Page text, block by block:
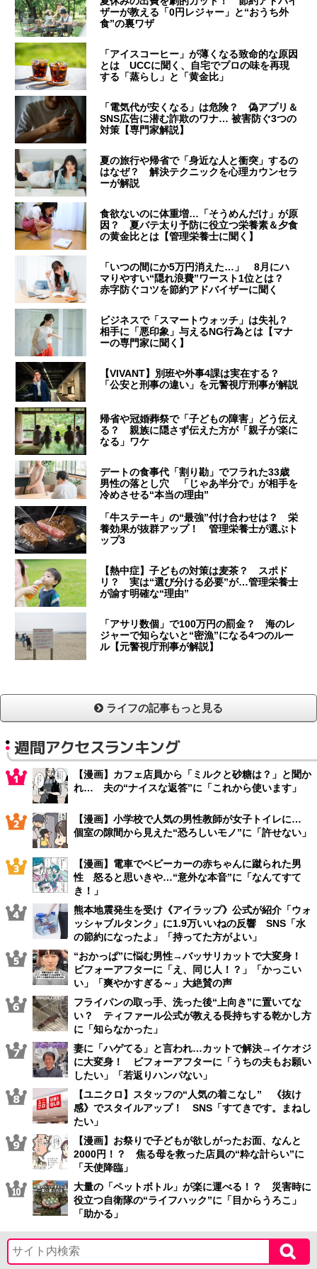
ザーが教える「0円レジャー」と“おうち外
食”の裏ワザ
「アイスコーヒー」が薄くなる致命的な原因
とは UCCに聞く、自宅でプロの味を再現
する「蒸らし」と「黄金比」
「電気代が安くなる」は危険？ 偽アプリ＆
SNS広告に潜む詐欺のワナ… 被害防ぐ3つの
対策【専門家解説】
夏の旅行や帰省で「身近な人と衝突」するの
はなぜ？ 解決テクニックを心理カウンセラ
ーが解説
食欲ないのに体重増…「そうめんだけ」が原
因？ 夏バテ太り予防に役立つ栄養素＆夕食
の黄金比とは【管理栄養士に聞く】
「いつの間にか5万円消えた…」 8月にハ
マりやすい“隠れ浪費”ワースト1位とは？
赤字防ぐコツを節約アドバイザーに聞く
ビジネスで「スマートウォッチ」は失礼？
相手に「悪印象」与えるNG行為とは【マナ
ーの専門家に聞く】
【VIVANT】別班や外事4課は実在する？
「公安と刑事の違い」を元警視庁刑事が解説
帰省や冠婚葬祭で「子どもの障害」どう伝え
る？ 親族に隠さず伝えた方が「親子が楽に
なる」ワケ
デートの食事代「割り勘」でフラれた33歳
男性の落とし穴 「じゃあ半分で」が相手を
冷めさせる“本当の理由”
「牛ステーキ」の“最強”付け合わせは？ 栄
養効果が抜群アップ！ 管理栄養士が選ぶト
ップ3
【熱中症】子どもの対策は麦茶？ スポド
リ？ 実は“選び分ける必要”が…管理栄養士
が諭す明確な“理由”
「アサリ数個」で100万円の罰金？ 海のレ
ジャーで知らないと“密漁”になる4つのルー
ル【元警視庁刑事が解説】
ライフの記事もっと見る
週間アクセスランキング
【漫画】カフェ店員から「ミルクと砂糖は？」と聞か
れ… 夫の“ナイスな返答”に「これから使います」
【漫画】小学校で人気の男性教師が女子トイレに…
個室の隙間から見えた“恐ろしいモノ”に「許せない」
【漫画】電車でベビーカーの赤ちゃんに蹴られた男
性 怒ると思いきや…“意外な本音”に「なんてすて
き！」
熊本地震発生を受け《アイラップ》公式が紹介「ウォ
ッシャブルタンク」に1.9万いいねの反響 SNS「水
の節約になったよ」「持ってた方がよい」
“おかっぱ”に悩む男性→バッサリカットで大変身！
ビフォーアフターに「え、同じ人！？」「かっこい
い」「爽やかすぎる～」大絶賛の声
フライパンの取っ手、洗った後“上向き”に置いてな
い？ ティファール公式が教える長持ちする乾かし方
に「知らなかった」
妻に「ハゲてる」と言われ…カットで解決→イケオジ
に大変身！ ビフォーアフターに「うちの夫もお願い
したい」「若返りハンパない」
【ユニクロ】スタッフの“人気の着こなし” 《抜け
感》でスタイルアップ！ SNS「すてきです。まねし
たい」
【漫画】お祭りで子どもが欲しがったお面、なんと
2000円！？ 焦る母を救った店員の“粋な計らい”に
「天使降臨」
大量の「ペットボトル」が楽に運べる！？ 災害時に
役立つ自衛隊の“ライフハック”に「目からうろこ」
「助かる」